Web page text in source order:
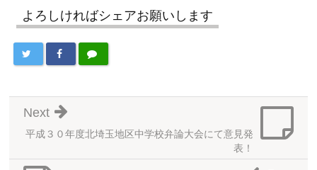
よろしければシェアお願いします
平成３０年度北埼玉地区中学校弁論大会にて意見発
表！
Next